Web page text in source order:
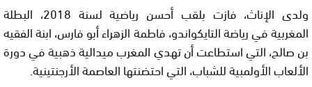
ولدى الإناث، فازت بلقب أحسن رياضية لسنة 2018، البطلة
المغربية في رياضة التايكواندو، فاطمة الزهراء أبو فارس، ابنة الفقيه
بن صالح، التي استطاعت أن تهدي المغرب ميدالية ذهبية في دورة
الألعاب الأولمبية للشباب، التي احتضنتها العاصمة الأرجنتينية.